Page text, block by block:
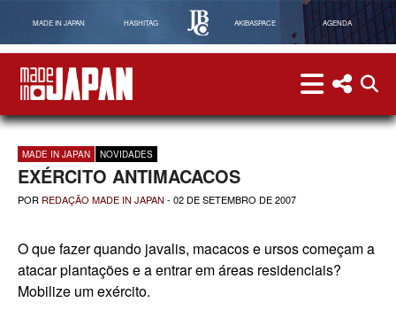
MADE IN JAPAN HASHITAG AKIBASPACE AGENDA
menu menu
MADE IN JAPAN NOVIDADES
EXÉRCITO ANTIMACACOS
POR REDAÇÃO MADE IN JAPAN - 02 DE SETEMBRO DE 2007
O que fazer quando javalis, macacos e ursos começam a
atacar plantações e a entrar em áreas residenciais?
Mobilize um exército.